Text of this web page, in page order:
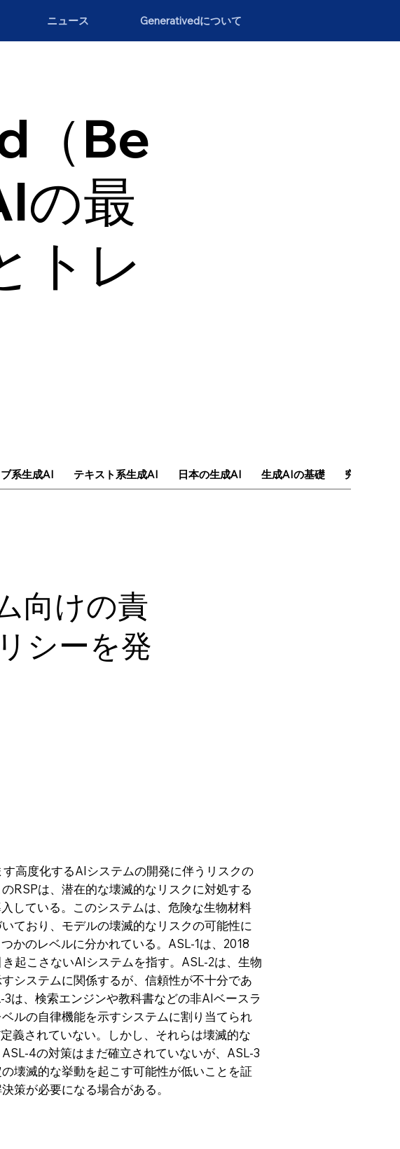
ニュース Generativedについて
（Be
の最
トレ
向けの責
シーを発
高度化するAIシステムの開発に伴うリスクの
RSPは、潜在的な壊滅的なリスクに対処する
している。このシステムは、危険な生物材料
ており、モデルの壊滅的なリスクの可能性に
かのレベルに分かれている。ASL-1は、2018
起こさないAIシステムを指す。ASL-2は、生物
システムに関係するが、信頼性が不十分であ
は、検索エンジンや教科書などの非AIベースラ
ルの自律機能を示すシステムに割り当てられ
義されていない。しかし、それらは壊滅的な
4の対策はまだ確立されていないが、ASL-3
壊滅的な挙動を起こす可能性が低いことを証
策が必要になる場合がある。
系生成AI テキスト系生成AI 日本の生成AI 生成AIの基礎 究極のAI